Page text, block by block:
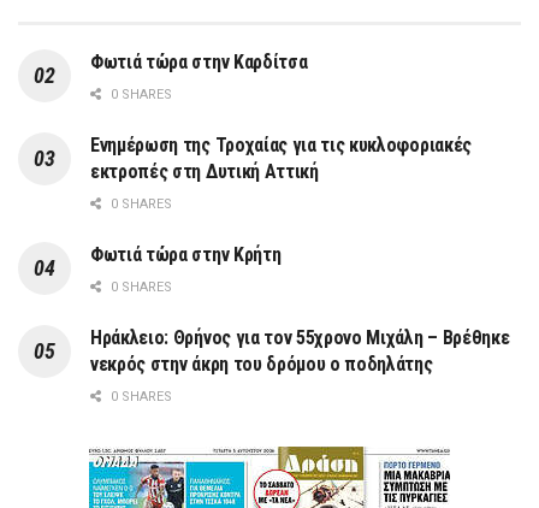
Φωτιά τώρα στην Καρδίτσα
0 SHARES
Ενημέρωση της Τροχαίας για τις κυκλοφοριακές
εκτροπές στη Δυτική Αττική
0 SHARES
Φωτιά τώρα στην Κρήτη
0 SHARES
Ηράκλειο: Θρήνος για τον 55χρονο Μιχάλη – Βρέθηκε
νεκρός στην άκρη του δρόμου ο ποδηλάτης
0 SHARES